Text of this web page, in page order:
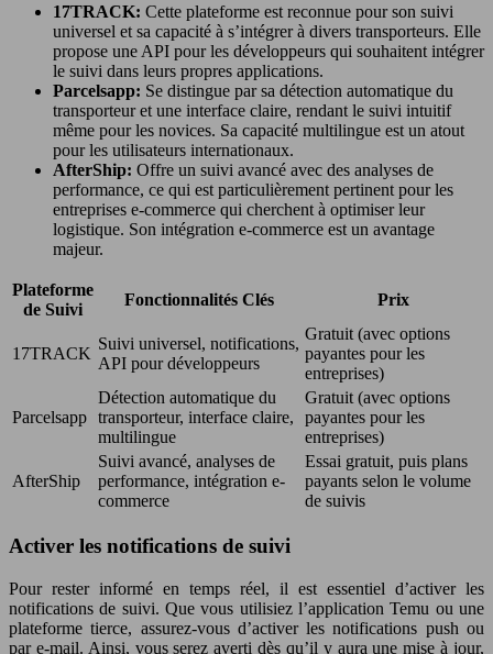
17TRACK: Cette plateforme est reconnue pour son suivi
universel et sa capacité à s’intégrer à divers transporteurs. Elle
propose une API pour les développeurs qui souhaitent intégrer
le suivi dans leurs propres applications.
Parcelsapp: Se distingue par sa détection automatique du
transporteur et une interface claire, rendant le suivi intuitif
même pour les novices. Sa capacité multilingue est un atout
pour les utilisateurs internationaux.
AfterShip: Offre un suivi avancé avec des analyses de
performance, ce qui est particulièrement pertinent pour les
entreprises e-commerce qui cherchent à optimiser leur
logistique. Son intégration e-commerce est un avantage
majeur.
Plateforme
de Suivi
Fonctionnalités Clés Prix
17TRACK
Suivi universel, notifications,
API pour développeurs
Gratuit (avec options
payantes pour les
entreprises)
Parcelsapp
Détection automatique du
transporteur, interface claire,
multilingue
Gratuit (avec options
payantes pour les
entreprises)
AfterShip
Suivi avancé, analyses de
performance, intégration e-
commerce
Essai gratuit, puis plans
payants selon le volume
de suivis
Activer les notifications de suivi
Pour rester informé en temps réel, il est essentiel d’activer les
notifications de suivi. Que vous utilisiez l’application Temu ou une
plateforme tierce, assurez-vous d’activer les notifications push ou
par e-mail. Ainsi, vous serez averti dès qu’il y aura une mise à jour,